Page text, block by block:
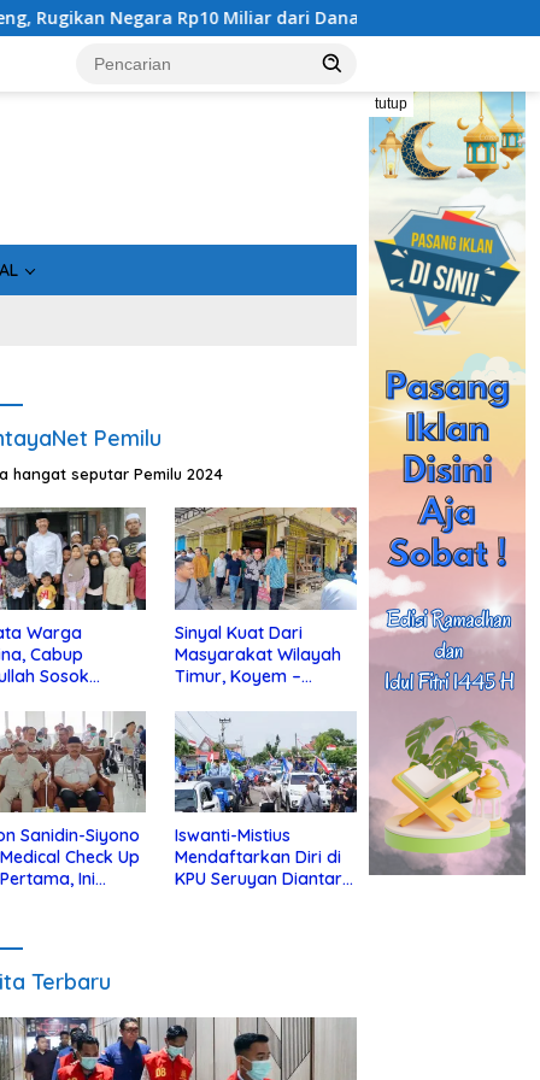
dari Dana Hibah Rp40 Miliar Gandeng Bidan Sean,
tutup
Pemilu
hangat seputar Pemilu 2024
Warga
Cabup
Sosok
Sinyal Kuat Dari
Masyarakat Wilayah
Timur, Koyem –
di Kotim
Sanidin-Siyono
Check Up
Ini
Iswanti-Mistius
Mendaftarkan Diri di
KPU Seruyan Diantar
Terbaru